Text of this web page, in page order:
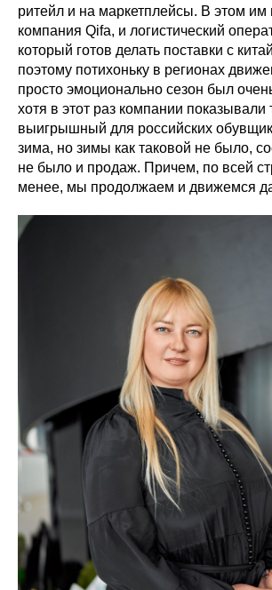
ритейл и на маркетплейсы. В этом им
компания Qifa, и логистический
который готов делать поставки с
поэтому потихоньку в регионах
просто эмоционально сезон был
хотя в этот раз компании показывали
выигрышный для российских
зима, но зимы как таковой не было,
не было и продаж. Причем, по всей
менее, мы продолжаем и движемся